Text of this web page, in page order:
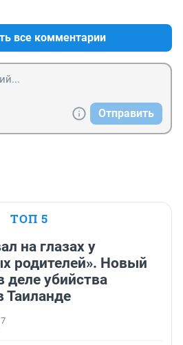
все комментарии
Отправить
ТОП 5
на глазах у
родителей». Новый
деле убийства
Таиланде
7